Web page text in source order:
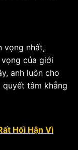
vọng nhất,
của giới
anh luôn cho
quyết tâm khẳng
Hối Hận Vì